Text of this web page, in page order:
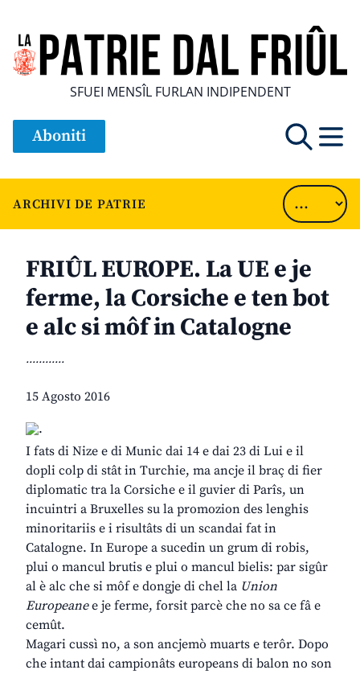
SFUEI MENSÎL FURLAN INDIPENDENT
Aboniti
ARCHIVI DE PATRIE
FRIÛL EUROPE. La UE e je
ferme, la Corsiche e ten bot
e alc si môf in Catalogne
............
15 Agosto 2016
I fats di Nize e di Munic dai 14 e dai 23 di Lui e il
dopli colp di stât in Turchie, ma ancje il braç di fier
diplomatic tra la Corsiche e il guvier di Parîs, un
incuintri a Bruxelles su la promozion des lenghis
minoritariis e i risultâts di un scandai fat in
Catalogne. In Europe a sucedin un grum di robis,
plui o mancul brutis e plui o mancul bielis: par sigûr
al è alc che si môf e dongje di chel la Union
Europeanee je ferme, forsit parcè che no sa ce fâ e
cemût.
Magari cussì no, a son ancjemò muarts e terôr. Dopo
che intant dai campionâts europeans di balon no son